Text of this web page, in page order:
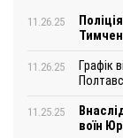
11.26.25
11.26.25
Графік
11.25.25
воїн